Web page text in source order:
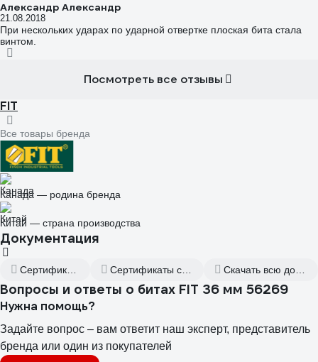
Александр Александр
21.08.2018
При нескольких ударах по ударной отвертке плоская бита стала
винтом.
Посмотреть все отзывы
FIT
Все товары бренда
Канада — родина бренда
Китай — страна производства
Документация
Сертификаты соответствия
Вопросы и ответы о битах FIT 36 мм 56269
Нужна помощь?
Задайте вопрос – вам ответит наш эксперт, представитель
бренда или один из покупателей